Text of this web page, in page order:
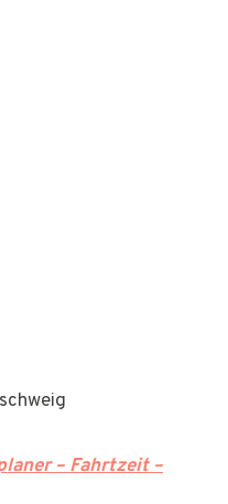
– Fahrtzeit –